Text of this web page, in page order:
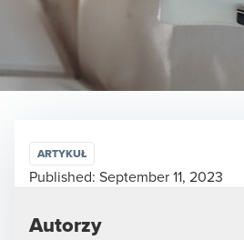
ARTYKUŁ
Published: September 11, 2023
Autorzy